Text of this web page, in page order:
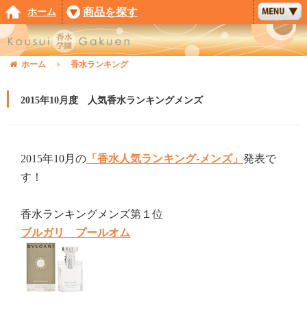
ホーム 商品を探す
ホーム 香水ランキング
2015年10月度 人気香水ランキングメンズ
2015年10月の 「香水人気ランキング-メンズ」 発表で
す！
香水ランキングメンズ第１位
ブルガリ プールオム